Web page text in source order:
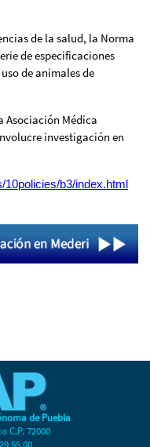
de la salud, la Norma
de especificaciones
de animales de
Asociación Médica
investigación en
b3/index.html
de Puebla
C.P. 72000